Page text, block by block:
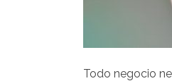
Todo negocio